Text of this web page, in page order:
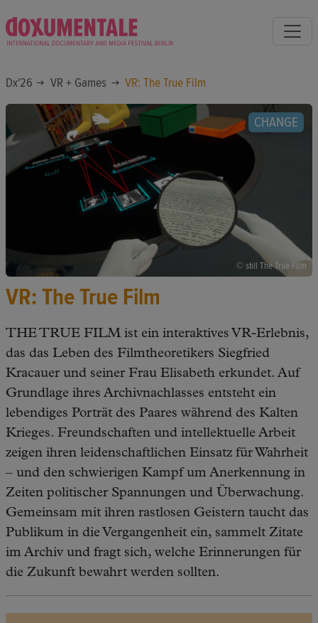
Dx'26 VR + Games VR: The True Film
© still The True Film
CHANGE
VR: The True Film
THE TRUE FILM ist ein interaktives VR-Erlebnis,
das das Leben des Filmtheoretikers Siegfried
Kracauer und seiner Frau Elisabeth erkundet. Auf
Grundlage ihres Archivnachlasses entsteht ein
lebendiges Porträt des Paares während des Kalten
Krieges. Freundschaften und intellektuelle Arbeit
zeigen ihren leidenschaftlichen Einsatz für Wahrheit
– und den schwierigen Kampf um Anerkennung in
Zeiten politischer Spannungen und Überwachung.
Gemeinsam mit ihren rastlosen Geistern taucht das
Publikum in die Vergangenheit ein, sammelt Zitate
im Archiv und fragt sich, welche Erinnerungen für
die Zukunft bewahrt werden sollten.